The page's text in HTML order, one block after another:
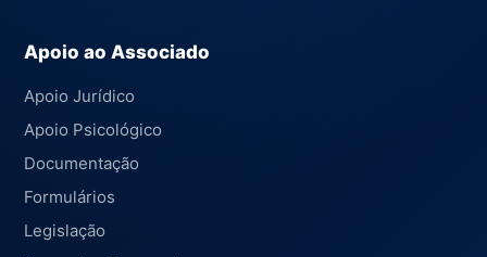
Apoio ao Associado
Apoio Jurídico
Apoio Psicológico
Documentação
Formulários
Legislação